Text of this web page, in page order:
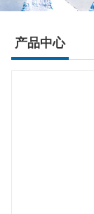
产品中心